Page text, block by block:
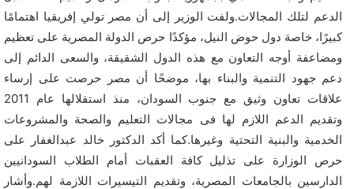
الدعم لتلك المجالات.ولفت الوزير إلى أن مصر تولي إفريقيا اهتمامًا
كبيرًا، خاصة دول حوض النيل، مؤكدًا حرص الدولة المصرية على تعظيم
ومضاعفة أوجه التعاون مع هذه الدول الشقيقة، والسعى الدائم إلى
دعم جهود التنمية والبناء بها، موضحًا أن مصر حرصت على إرساء
علاقات تعاون وثيق مع جنوب السودان، منذ استقلالها عام 2011
وتقديم الدعم اللازم لها فى مجالات التعليم والصحة والمشروعات
الخدمية والبنية التحتية وغيرها.كما أكد الدكتور خالد عبدالغفار على
حرص الوزارة على تذليل كافة العقبات أمام الطلاب السودانيين
الدارسين بالجامعات المصرية، وتقديم التيسيرات اللازمة لهم.وأشار